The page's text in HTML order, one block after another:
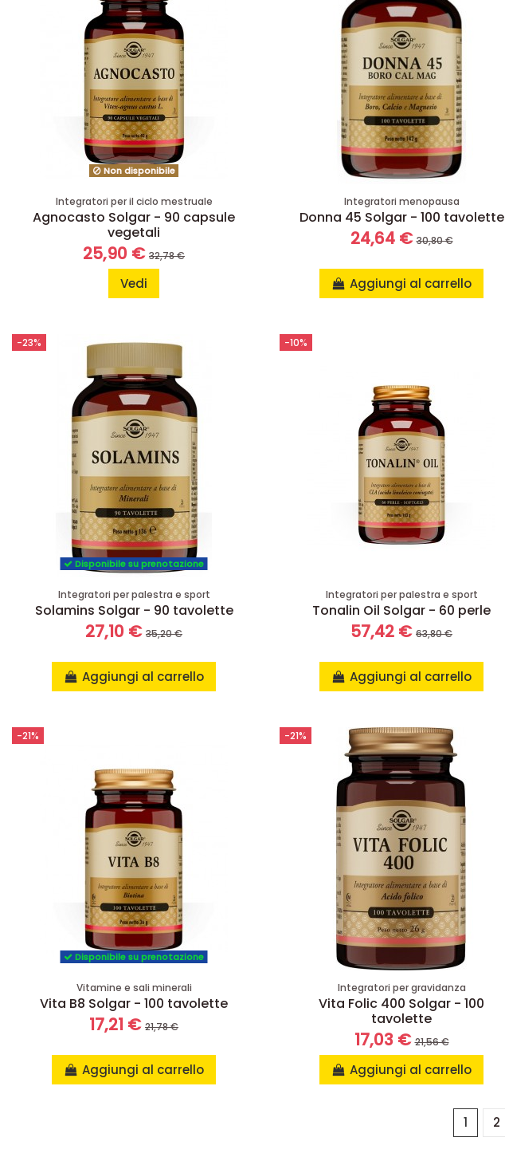
Non disponibile
Integratori per il ciclo mestruale
Agnocasto Solgar - 90 capsule
vegetali
25,90 € 32,78 €
Vedi
Integratori menopausa
Donna 45 Solgar - 100 tavolette
24,64 €30,80 €
Aggiungi al carrello
-23%
Disponibile su prenotazione
Integratori per palestra e sport
Solamins Solgar - 90 tavolette
27,10 € 35,20 €
Aggiungi al carrello
-10%
Integratori per palestra e sport
Tonalin Oil Solgar - 60 perle
57,42 € 63,80 €
Aggiungi al carrello
-21%
Disponibile su prenotazione
Vitamine e sali minerali
Vita B8 Solgar - 100 tavolette
17,21 € 21,78 €
Aggiungi al carrello
-21%
Integratori per gravidanza
Vita Folic 400 Solgar - 100
tavolette
17,03 €21,56 €
Aggiungi al carrello
1 2